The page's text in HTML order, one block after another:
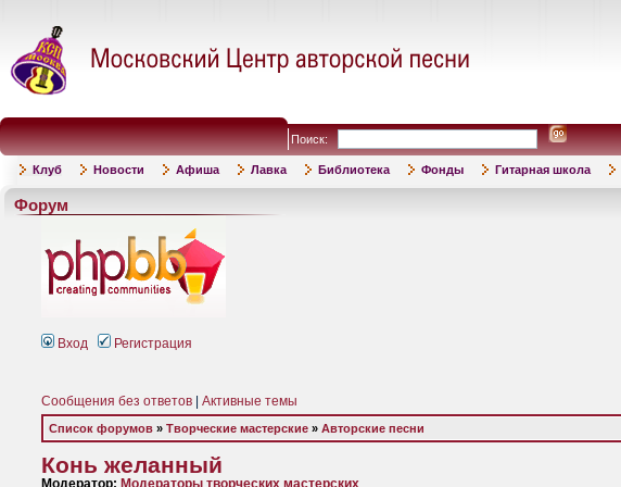
Поиск:
Клуб Новости Афиша Лавка Библиотека Фонды Гитарная школа
Форум
Вход Регистрация
Сообщения без ответов Активные темы
Список форумов » Творческие мастерские » Авторские песни
Конь желанный
Модератор: Модераторы творческих мастерских